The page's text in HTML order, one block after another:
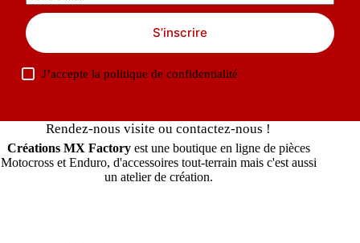
S’inscrire
J’accepte lapolitique de confidentialité
Rendez-nous visite ou contactez-nous !
Créations MX Factoryest une boutique en ligne de pièces
Motocross et Enduro, d'accessoires tout-terrain mais c'est aussi
un atelier de création.